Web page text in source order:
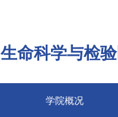
生命科学与检
学院概况